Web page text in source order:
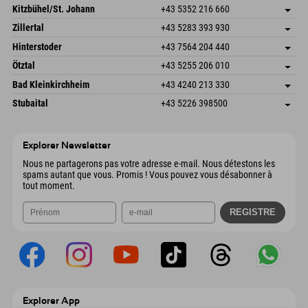
Dorfstr. 127b
6793 Gaschurn/Montafon
Autriche
Enregistrer l'adresse
Informations d'arrivée
Réservation
Kitzbühel/St. Johann +43 5352 216 660
Speckbacherstraße 87
Autriche
Enregistrer l'adresse
Réservation
Zillertal +43 5283 393 930
Schmiedau 2
6272 Kaltenbach im Zillertal
Autriche
Enregistrer l'adresse
Informations d'arrivée
Réservation
Hinterstoder +43 7564 204 440
Freizeitpark 10
Autriche
Enregistrer l'adresse
Réservation
Ötztal +43 5255 206 010
Gscheat 14
6441 Umhausen
Autriche
Enregistrer l'adresse
Informations d'arrivée
Réservation
Bad Kleinkirchheim +43 4240 213 330
Dorfstraße 24
Enregistrer l'adresse
Stubaital +43 5226 398500
Explorer Newsletter
Nous ne partagerons pas votre adresse e-mail. Nous détestons les
spams autant que vous. Promis ! Vous pouvez vous désabonner à
tout moment.
Explorer App